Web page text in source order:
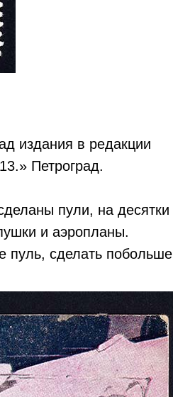
издания в редакции
Петроград.
пули, на десятки
и аэропланы.
пуль, сделать побольше